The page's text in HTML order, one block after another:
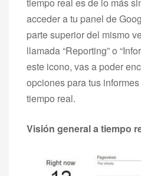
tiempo real es de lo más
acceder a tu panel de
parte superior del mismo
llamada “Reporting” o
este icono, vas a poder
opciones para tus
tiempo real.
Visión general a tiempo